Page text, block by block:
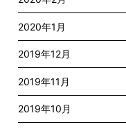
2020年1月
2019年12月
2019年11月
2019年10月